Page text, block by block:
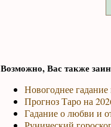
Возможно, Вас также
Новогоднее
Прогноз Таро на
Гадание о любви и